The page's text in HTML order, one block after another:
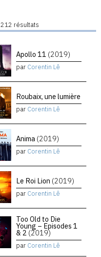
212 résultats
Apollo 11 (2019)
par Corentin Lê
Roubaix, une lumière
par Corentin Lê
Anima (2019)
par Corentin Lê
Le Roi Lion (2019)
par Corentin Lê
Too Old to Die
Young – Episodes 1
& 2 (2019)
par Corentin Lê